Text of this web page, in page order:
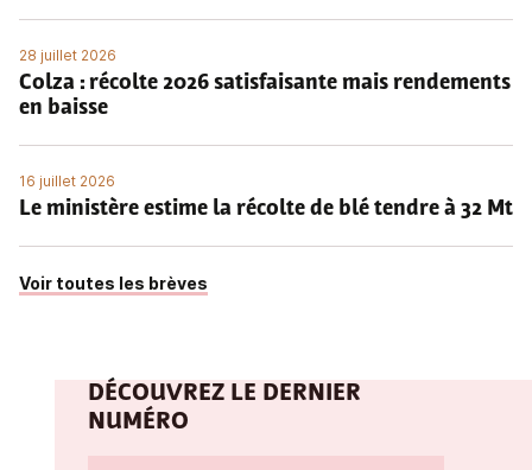
28 juillet 2026
Colza : récolte 2026 satisfaisante mais rendements
en baisse
16 juillet 2026
Le ministère estime la récolte de blé tendre à 32 Mt
Voir toutes les brèves
DÉCOUVREZ LE DERNIER
NUMÉRO